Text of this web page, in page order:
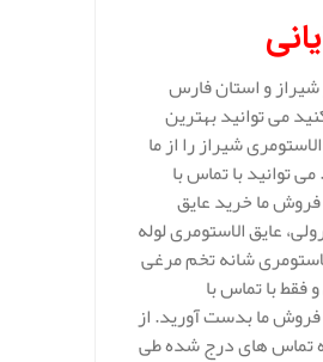
و استان فارس
می توانید بهترین
شیراز را از ما
توانید با تماس با
ما خرید عایق
عایق الاستومری لوله
شانه تخم مرغی
فقط با تماس با
ما بدست آورید. از
تماس های درج شده طی